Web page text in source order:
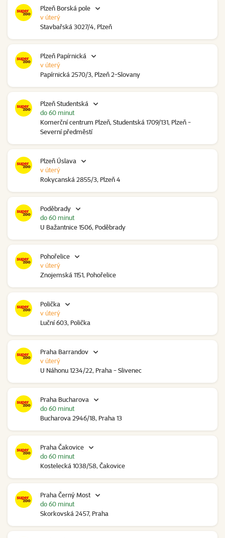
Plzeň Borská pole
Stavbařská 3027/4, Plzeň
v úterý
Plzeň Papírnická
Papírnická 2570/3, Plzeň 2-Slovany
v úterý
Plzeň Studentská
Komerční centrum Plzeň, Studentská 1709/131, Plzeň -
Severní předměstí
do 60 minut
Plzeň Úslava
Rokycanská 2855/3, Plzeň 4
v úterý
Poděbrady
U Bažantnice 1506, Poděbrady
do 60 minut
Pohořelice
Znojemská 1151, Pohořelice
v úterý
Polička
Luční 603, Polička
v úterý
Praha Barrandov
U Náhonu 1234/22, Praha - Slivenec
v úterý
Praha Bucharova
Bucharova 2946/18, Praha 13
do 60 minut
Praha Čakovice
Kostelecká 1038/58, Čakovice
do 60 minut
Praha Černý Most
Skorkovská 2457, Praha
do 60 minut